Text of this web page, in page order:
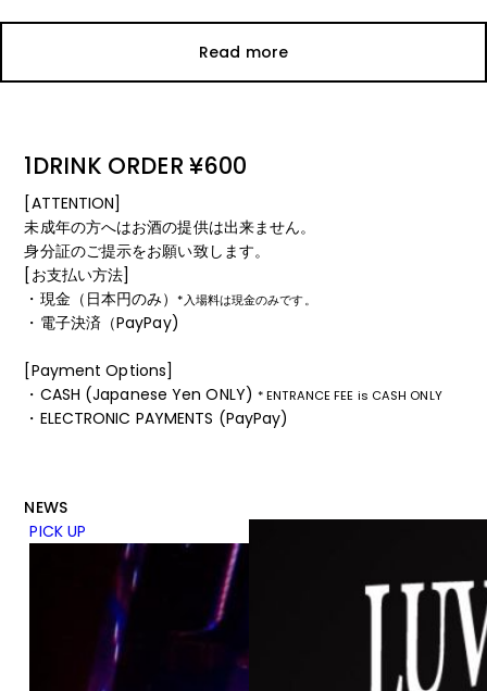
Read more
1DRINK ORDER ¥600
[ATTENTION]
未成年の方へはお酒の提供は出来ません。
身分証のご提示をお願い致します。
[お支払い方法]
・現金（日本円のみ）*入場料は現金のみです。
・電子決済（PayPay)
[Payment Options]
・CASH (Japanese Yen ONLY)* ENTRANCE FEE is CASH ONLY
・ELECTRONIC PAYMENTS (PayPay)
NEWS
PICK UP